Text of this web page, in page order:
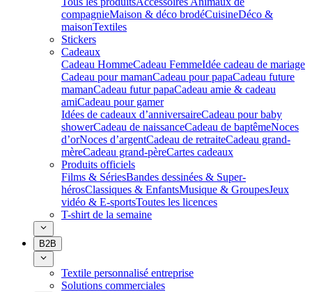
compagnieMaison & déco brodéCuisineDéco &
maisonTextiles
Stickers
Cadeaux
Cadeau HommeCadeau FemmeIdée cadeau de mariage​
Cadeau pour mamanCadeau pour papaCadeau future
mamanCadeau futur papaCadeau amie & cadeau
amiCadeau pour gamer
Idées de cadeaux d’anniversaireCadeau pour baby
showerCadeau de naissanceCadeau de baptêmeNoces
d’orNoces d’argentCadeau de retraiteCadeau grand-
mèreCadeau grand-pèreCartes cadeaux
Produits officiels
Films & SériesBandes dessinées & Super-
hérosClassiques & EnfantsMusique & GroupesJeux
vidéo & E-sportsToutes les licences
T-shirt de la semaine
B2B
Textile personnalisé entreprise
Solutions commerciales